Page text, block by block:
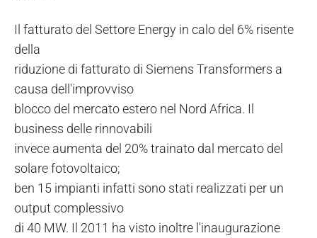
Il fatturato del Settore Energy in calo del 6% risente
della
riduzione di fatturato di Siemens Transformers a
causa dell'improvviso
blocco del mercato estero nel Nord Africa. Il
business delle rinnovabili
invece aumenta del 20% trainato dal mercato del
solare fotovoltaico;
ben 15 impianti infatti sono stati realizzati per un
output complessivo
di 40 MW. Il 2011 ha visto inoltre l'inaugurazione